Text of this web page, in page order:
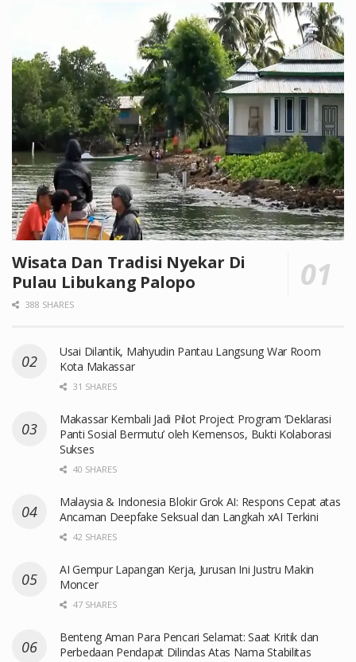
Wisata Dan Tradisi Nyekar Di
Pulau Libukang Palopo
388 SHARES
Usai Dilantik, Mahyudin Pantau Langsung War Room
Kota Makassar
31 SHARES
Makassar Kembali Jadi Pilot Project Program ‘Deklarasi
Panti Sosial Bermutu’ oleh Kemensos, Bukti Kolaborasi
Sukses
40 SHARES
Malaysia & Indonesia Blokir Grok AI: Respons Cepat atas
Ancaman Deepfake Seksual dan Langkah xAI Terkini
42 SHARES
AI Gempur Lapangan Kerja, Jurusan Ini Justru Makin
Moncer
47 SHARES
Benteng Aman Para Pencari Selamat: Saat Kritik dan
Perbedaan Pendapat Dilindas Atas Nama Stabilitas